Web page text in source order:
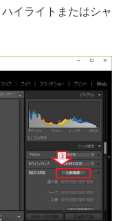
イライトまたはシャ